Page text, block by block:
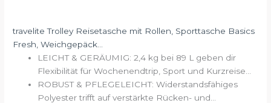
travelite Trolley Reisetasche mit Rollen, Sporttasche Basics
Fresh, Weichgepäck...
LEICHT & GERÄUMIG: 2,4 kg bei 89 L geben dir
Flexibilität für Wochenendtrip, Sport und Kurzreise...
ROBUST & PFLEGELEICHT: Widerstandsfähiges
Polyester trifft auf verstärkte Rücken- und...